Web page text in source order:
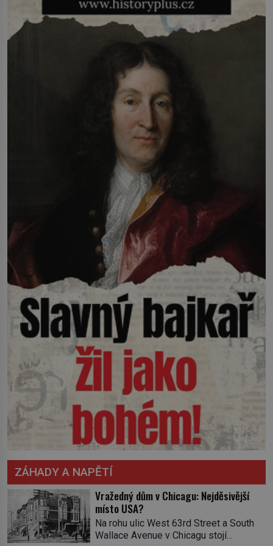
ZÁHADY A NAPĚTÍ
Vražedný dům v Chicagu: Nejděsivější
místo USA?
Na rohu ulic West 63rd Street a South
Wallace Avenue v Chicagu stojí